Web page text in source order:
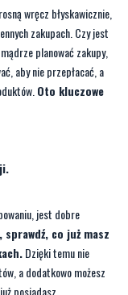
wręcz błyskawicznie,
zakupach. Czy jest
planować zakupy,
aby nie przepłacać, a
Oto kluczowe
jest dobre
co już masz
Dzięki temu nie
a dodatkowo możesz